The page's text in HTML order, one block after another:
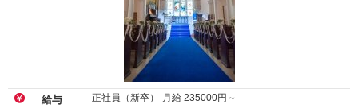
給与 正社員（新卒）-月給 235000円～